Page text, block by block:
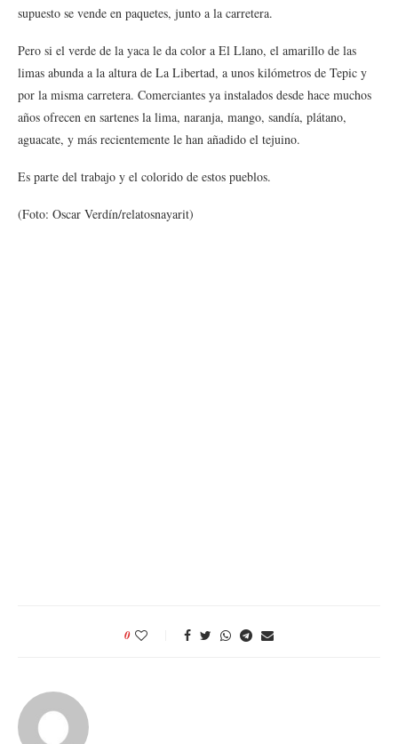
supuesto se vende en paquetes, junto a la carretera.
Pero si el verde de la yaca le da color a El Llano, el amarillo de las
limas abunda a la altura de La Libertad, a unos kilómetros de Tepic y
por la misma carretera. Comerciantes ya instalados desde hace muchos
años ofrecen en sartenes la lima, naranja, mango, sandía, plátano,
aguacate, y más recientemente le han añadido el tejuino.
Es parte del trabajo y el colorido de estos pueblos.
(Foto: Oscar Verdín/relatosnayarit)
0